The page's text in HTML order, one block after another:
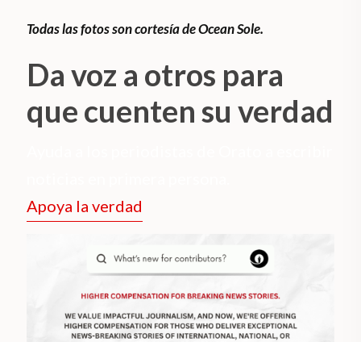
Todas las fotos son cortesía de Ocean Sole.
Da voz a otros para
que cuenten su verdad
Apoya la verdad